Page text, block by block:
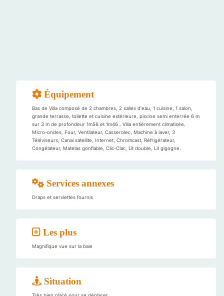
Équipement
Bas de Villa composé de 2 chambres, 2 salles d'eau, 1 cuisine, 1 salon,
grande terrasse, toilette et cuisine extérieure, piscine semi enterrée 6 m
sur 3 m de profondeur 1m56 et 1m46 . Villa entièrement climatisée.
Micro-ondes, Four, Ventilateur, Casserolec, Machine à laver, 3
Téléviseurs, Canal satellite, Internet, Chromcast, Réfrigérateur,
Congélateur, Matelas gonflable, Clic-Clac, Lit double, Lit gigogne.
Services annexes
Draps et serviettes fournis
Les plus
Magnifique vue sur la baie
Situation